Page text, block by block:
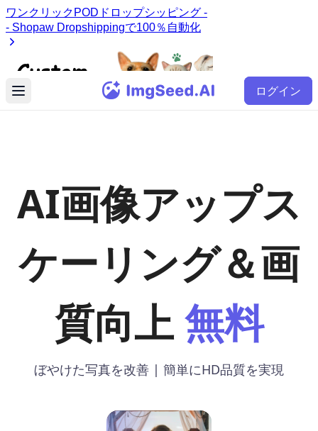
ログイン
AI画像アップス
ケーリング＆画
質向上無料
ぼやけた写真を改善 | 簡単にHD品質を実現